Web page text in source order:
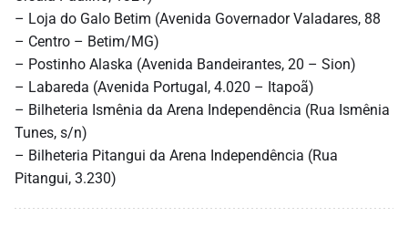
– Loja do Galo Betim (Avenida Governador Valadares, 88
– Centro – Betim/MG)
– Postinho Alaska (Avenida Bandeirantes, 20 – Sion)
– Labareda (Avenida Portugal, 4.020 – Itapoã)
– Bilheteria Ismênia da Arena Independência (Rua Ismênia
Tunes, s/n)
– Bilheteria Pitangui da Arena Independência (Rua
Pitangui, 3.230)